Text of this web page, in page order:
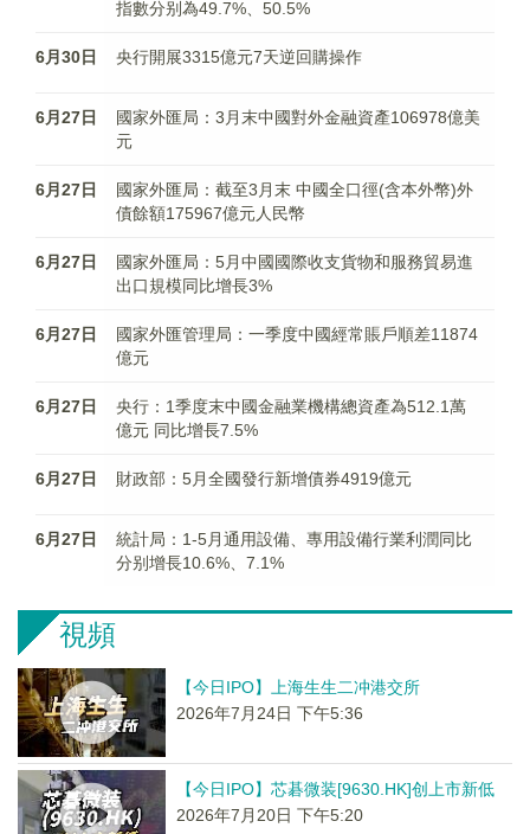
指數分别為49.7%、50.5%
6月30日 央行開展3315億元7天逆回購操作
6月27日
國家外匯局：3月末中國對外金融資產106978億美
元
6月27日
國家外匯局：截至3月末 中國全口徑(含本外幣)外
債餘額175967億元人民幣
6月27日
國家外匯局：5月中國國際收支貨物和服務貿易進
出口規模同比增長3%
6月27日
國家外匯管理局：一季度中國經常賬戶順差11874
億元
6月27日
央行：1季度末中國金融業機構總資產為512.1萬
億元 同比增長7.5%
6月27日 財政部：5月全國發行新增債券4919億元
6月27日
統計局：1-5月通用設備、專用設備行業利潤同比
分别增長10.6%、7.1%
視頻
【今日IPO】上海生生二冲港交所
2026年7月24日 下午5:36
【今日IPO】芯碁微装[9630.HK]创上市新低
2026年7月20日 下午5:20